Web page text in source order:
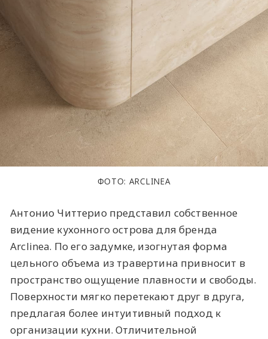
ФОТО: ARCLINEA
Антонио Читтерио представил собственное
видение кухонного острова для бренда
Arclinea. По его задумке, изогнутая форма
цельного объема из травертина привносит в
пространство ощущение плавности и свободы.
Поверхности мягко перетекают друг в друга,
предлагая более интуитивный подход к
организации кухни. Отличительной